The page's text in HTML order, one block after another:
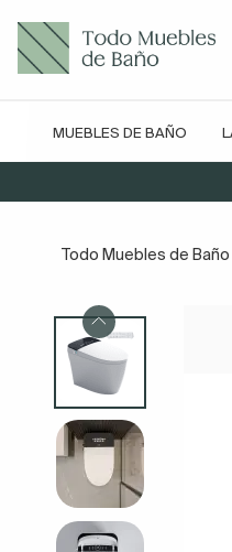
MUEBLES DE BAÑO
Todo Muebles de Baño